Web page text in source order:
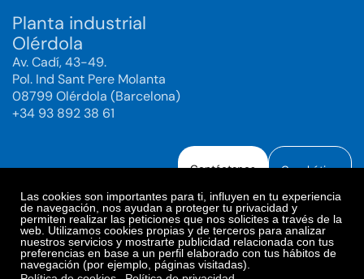
Las cookies son importantes para ti, influyen en tu experiencia
de navegación, nos ayudan a proteger tu privacidad y
permiten realizar las peticiones que nos solicites a través de la
web. Utilizamos cookies propias y de terceros para analizar
nuestros servicios y mostrarte publicidad relacionada con tus
preferencias en base a un perfil elaborado con tus hábitos de
navegación (por ejemplo, páginas visitadas).
Planta industrial
Olérdola
Av. Cadí, 43-49.
Pol. Ind Sant Pere Molanta
08799 Olérdola (Barcelona)
+34 93 892 38 61
Contáctanos Canal ético
Aviso legal
Política de Privacidad
Política de Redes Sociales
Política de cookies
Preferencias de cookies